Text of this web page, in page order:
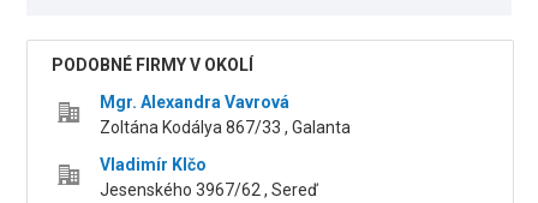
PODOBNÉ FIRMY V OKOLÍ
Mgr. Alexandra Vavrová
Zoltána Kodálya 867/33 , Galanta
Vladimír Klčo
Jesenského 3967/62 , Sereď